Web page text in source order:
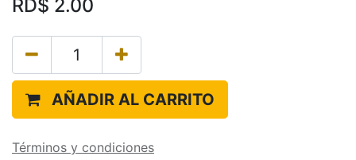
RD$ 2.00
AÑADIR AL CARRITO
Términos y condiciones